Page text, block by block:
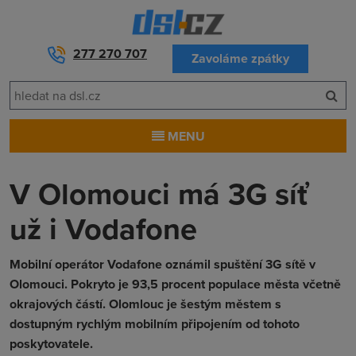
277 270 707 Zavoláme zpátky
MENU
V Olomouci má 3G síť
už i Vodafone
Mobilní operátor Vodafone oznámil spuštění 3G sítě v
Olomouci. Pokryto je 93,5 procent populace města včetně
okrajových částí. Olomlouc je šestým městem s
dostupným rychlým mobilním připojením od tohoto
poskytovatele.